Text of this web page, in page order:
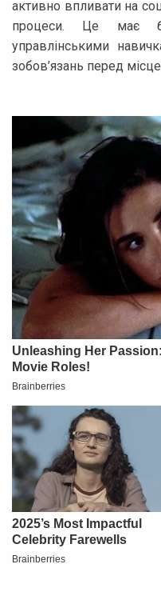
активно впливати на
процеси. Це має
управлінськими
зобов’язань перед